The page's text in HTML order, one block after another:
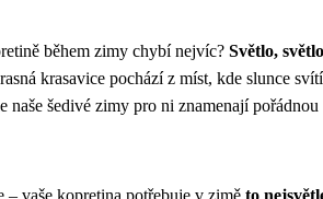
během zimy chybí nejvíc? Světlo,
krasavice pochází z míst, kde slunce svítí
naše šedivé zimy pro ni znamenají pořádnou